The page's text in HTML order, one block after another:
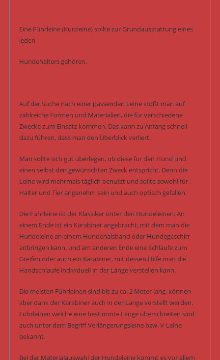
Eine Führleine (Kurzleine) sollte zur Grundausstattung eines
jeden
Hundehalters gehören.
Auf der Suche nach einer passenden Leine stößt man auf
zahlreiche Formen und Materialien, die für verschiedene
Zwecke zum Einsatz kommen. Das kann zu Anfang schnell
dazu führen, dass man den Überblick verliert.
Man sollte sich gut überlegen, ob diese für den Hund und
einen selbst den gewünschten Zweck entspricht. Denn die
Leine wird mehrmals täglich benutzt und sollte sowohl für
Halter und Tier angenehm sein und auch optisch gefallen.
Die Führleine ist der Klassiker unter den Hundeleinen. An
einem Ende ist ein Karabiner angebracht, mit dem man die
Hundeleine an einem Hundehalsband oder Hundegeschirr
anbringen kann, und am anderen Ende eine Schlaufe zum
Greifen oder auch ein Karabiner, mit dessen Hilfe man die
Handschlaufe individuell in der Länge verstellen kann.
Die meisten Führleinen sind bis zu ca. 2 Meter lang, können
aber dank der Karabiner auch in der Länge verstellt werden.
Führleinen welche eine bestimmte Länge überschreiten sind
auch unter dem Begriff Verlängerungsleine bzw. V-Leine
bekannt.
Bei der Materialauswahl der Hundeleine kommt es vor allem